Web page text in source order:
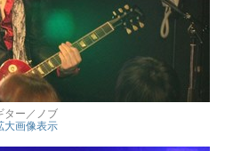
ター／ノブ
大画像表示